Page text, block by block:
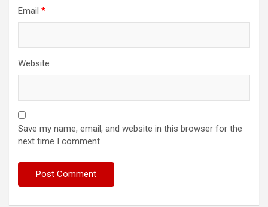
Email *
Website
Save my name, email, and website in this browser for the
next time I comment.